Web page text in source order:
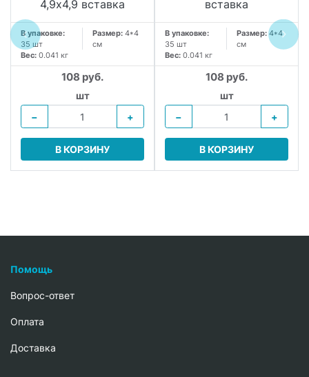
4,9х4,9 вставка
В упаковке:
35 шт
Размер: 4*4
см
Вес: 0.041 кг
108 руб.
шт
−
+
В КОРЗИНУ
вставка
В упаковке:
35 шт
Размер:4*4
см
Вес: 0.041 кг
108 руб.
шт
−
+
В КОРЗИНУ
Помощь
Вопрос-ответ
Oплата
Доставка